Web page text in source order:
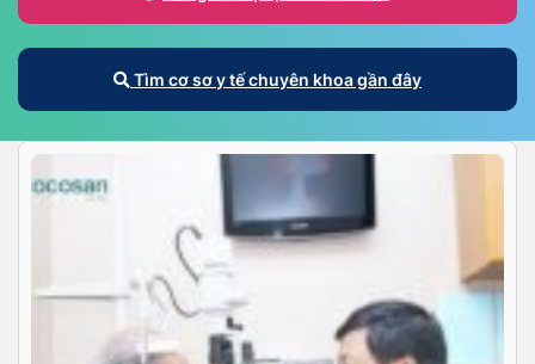
Tìm cơ sơ y tế chuyên khoa gần đây